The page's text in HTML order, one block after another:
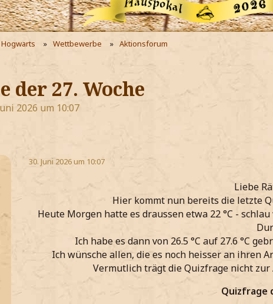
Wettbewerbe Aktionsforum
der 27. Woche
2026 um 10:07
30. Juni 2026 um 10:07
Liebe
Hier kommt nun bereits die letzte
Heute Morgen hatte es draussen etwa 22 °C -
Ich habe es dann von 26.5 °C auf 27.6 °C
Ich wünsche allen, die es noch heisser an ihren
Vermutlich trägt die Quizfrage nicht
Quizfrage